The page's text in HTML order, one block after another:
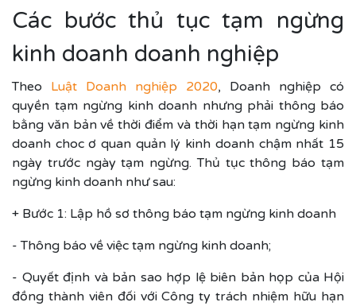
Các bước thủ tục tạm ngừng
kinh doanh doanh nghiệp
Theo Luật Doanh nghiệp 2020, Doanh nghiệp có
quyền tạm ngừng kinh doanh nhưng phải thông báo
bằng văn bản về thời điểm và thời hạn tạm ngừng kinh
doanh choc ơ quan quản lý kinh doanh chậm nhất 15
ngày trước ngày tạm ngừng. Thủ tục thông báo tạm
ngừng kinh doanh như sau:
+ Bước 1: Lập hồ sơ thông báo tạm ngừng kinh doanh
- Thông báo về việc tạm ngừng kinh doanh;
- Quyết định và bản sao hợp lệ biên bản họp của Hội
đồng thành viên đối với Công ty trách nhiệm hữu hạn